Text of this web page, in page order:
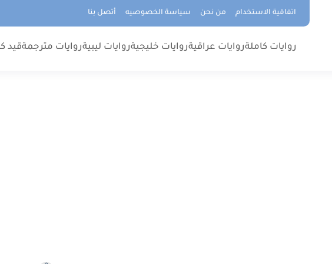
اتفاقية الاستخدام من نحن سياسة الخصوصيه أتصل بنا
روايات كاملةروايات عراقيةروايات خليجيةروايات ليبيةروايات مترجمةقيد